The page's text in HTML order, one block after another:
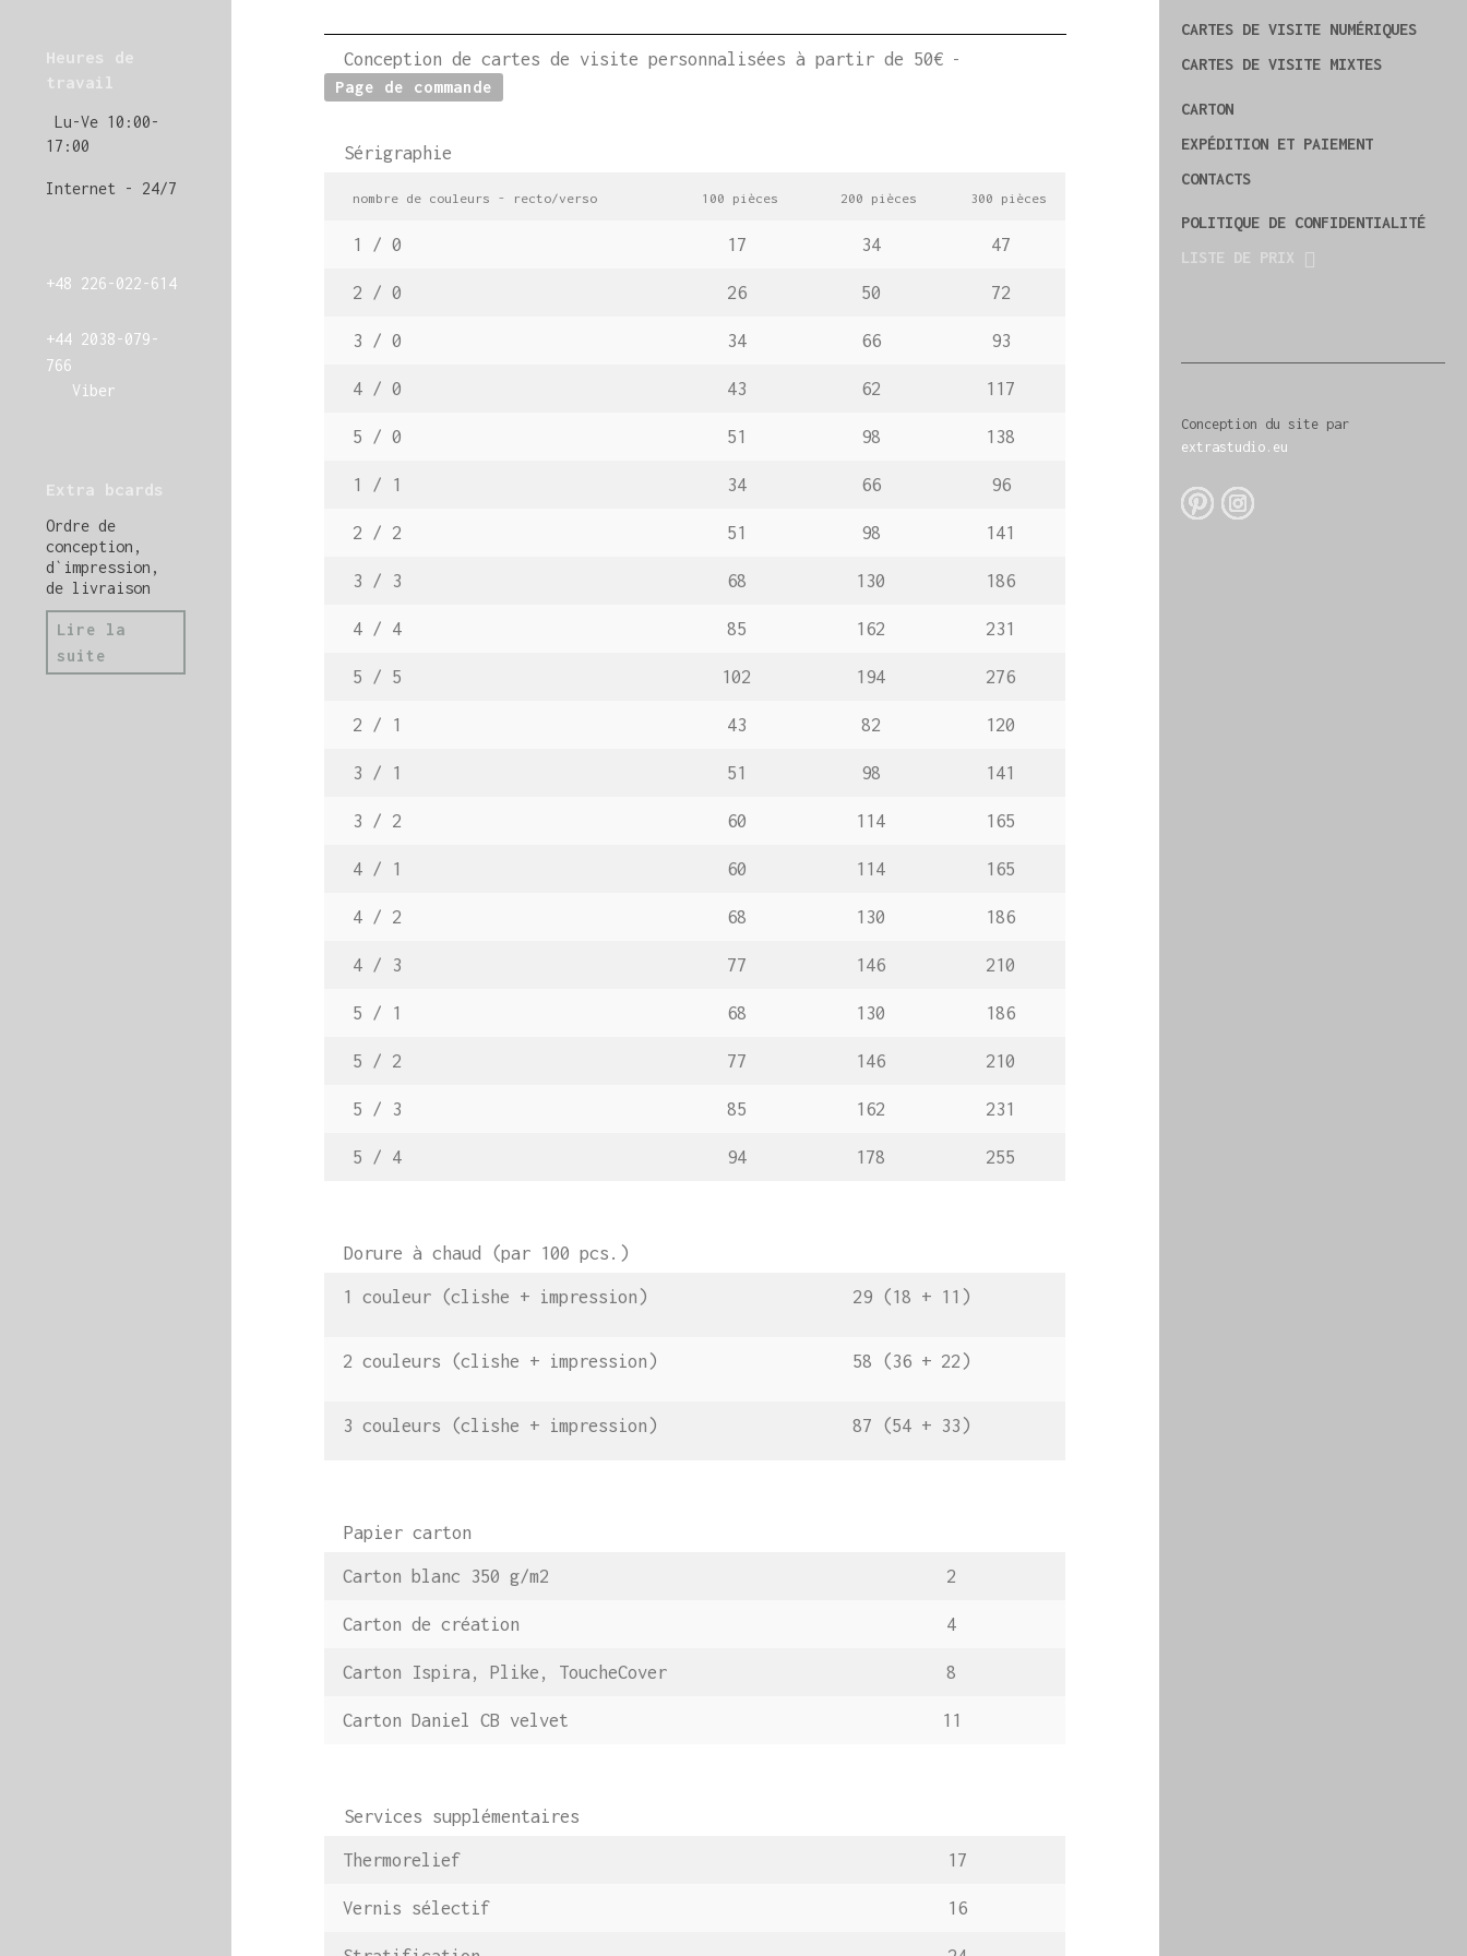
Conception de cartes de visite personnalisées à partir de 50€ -
Page de commande
Sérigraphie
nombre de couleurs - recto/verso 100 pièces 200 pièces 300 pièces
1 / 0 17 34 47
2 / 0 26 50 72
3 / 0 34 66 93
4 / 0 43 62 117
5 / 0 51 98 138
1 / 1 34 66 96
2 / 2 51 98 141
3 / 3 68 130 186
4 / 4 85 162 231
5 / 5 102 194 276
2 / 1 43 82 120
3 / 1 51 98 141
3 / 2 60 114 165
4 / 1 60 114 165
4 / 2 68 130 186
4 / 3 77 146 210
5 / 1 68 130 186
5 / 2 77 146 210
5 / 3 85 162 231
5 / 4 94 178 255
Dorure à chaud (par 100 pcs.)
1 couleur (clishe + impression)
29 (18 + 11)
2 couleurs (clishe + impression) 58 (36 + 22)
3 couleurs (clishe + impression) 87 (54 + 33)
Papier carton
Carton blanc 350 g/m2
2
Carton de création 4
Carton Ispira, Plike, ToucheCover 8
Carton Daniel CB velvet 11
Services supplémentaires
Thermorelief
17
Vernis sélectif 16
Heures de
travail
Lu-Ve 10:00-
17:00
Internet - 24/7
+48 226-022-614
+44 2038-079-
766
Viber
Extra bcards
Ordre de
conception,
d`impression,
de livraison
Lire la
suite
CARTES DE VISITE NUMÉRIQUES
CARTES DE VISITE MIXTES
CARTON
EXPÉDITION ET PAIEMENT
CONTACTS
POLITIQUE DE CONFIDENTIALITÉ
LISTE DE PRIX
Conception du site par
extrastudio.eu